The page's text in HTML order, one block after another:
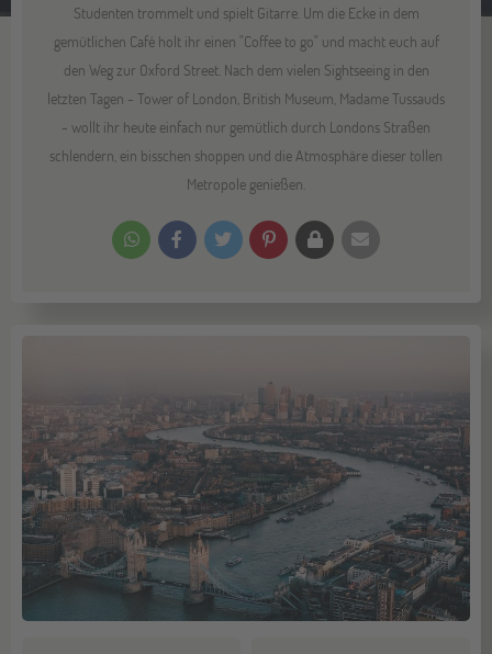
Studenten trommelt und spielt Gitarre. Um die Ecke in dem
gemütlichen Café holt ihr einen "Coffee to go" und macht euch auf
den Weg zur Oxford Street. Nach dem vielen Sightseeing in den
letzten Tagen - Tower of London, British Museum, Madame Tussauds
- wollt ihr heute einfach nur gemütlich durch Londons Straßen
schlendern, ein bisschen shoppen und die Atmosphäre dieser tollen
Metropole genießen.